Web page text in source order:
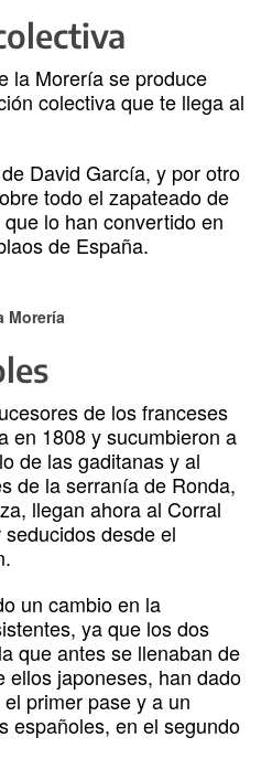
la Morería se produce
colectiva que te llega al
David García, y por otro
todo el zapateado de
lo han convertido en
de España.
Morería
de los franceses
en 1808 y sucumbieron a
de las gaditanas y al
de la serranía de Ronda,
llegan ahora al Corral
desde el
un cambio en la
ya que los dos
que antes se llenaban de
ellos japoneses, han dado
primer pase y a un
españoles, en el segundo